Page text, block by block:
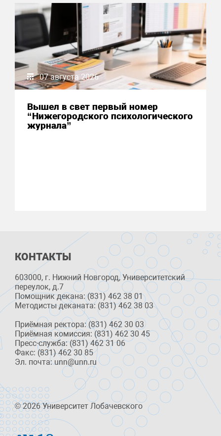
07 августа 2026
Вышел в свет первый номер
“Нижегородского психологического
журнала”
КОНТАКТЫ
603000, г. Нижний Новгород, Университетский
переулок, д.7
Помощник декана: (831) 462 38 01
Методисты деканата: (831) 462 38 03
Приёмная ректора: (831) 462 30 03
Приёмная комиссия: (831) 462 30 45
Пресс-служба: (831) 462 31 06
Факс: (831) 462 30 85
Эл. почта: unn@unn.ru
© 2026 Университет Лобачевского